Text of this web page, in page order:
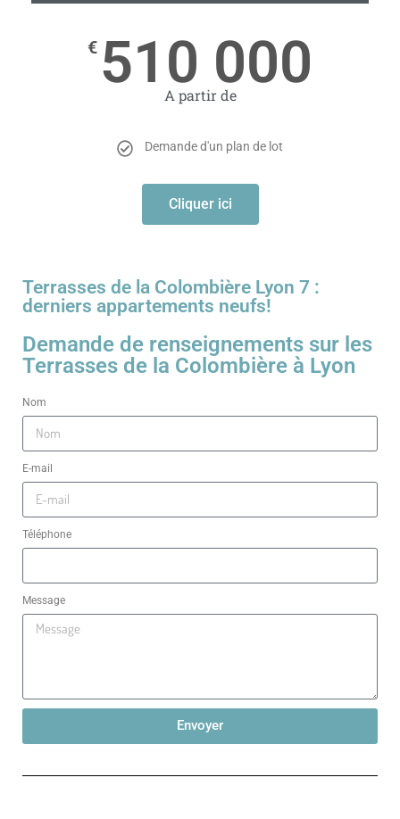
€ 510 000
A partir de
Demande d'un plan de lot
Cliquer ici
Terrasses de la Colombière Lyon 7 :
derniers appartements neufs!
Demande de renseignements sur les
Terrasses de la Colombière à Lyon
Nom
E-mail
Téléphone
Message
Envoyer